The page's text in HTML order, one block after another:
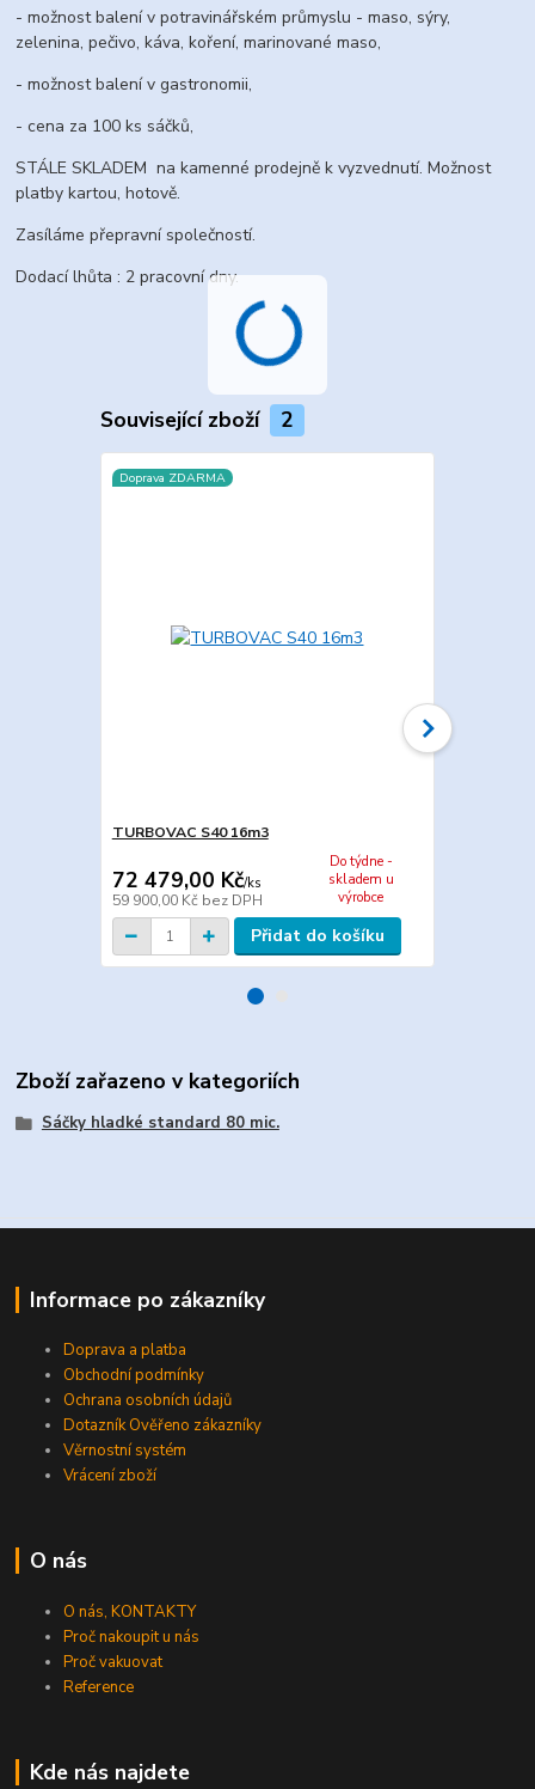
- možnost balení v potravinářském průmyslu - maso, sýry,
zelenina, pečivo, káva, koření, marinované maso,
- možnost balení v gastronomii,
- cena za 100 ks sáčků,
STÁLE SKLADEM na kamenné prodejně k vyzvednutí. Možnost
platby kartou, hotově.
Zasíláme přepravní společností.
Dodací lhůta : 2 pracovní dny.
Související zboží 2
Doprava ZDARMA
TURBOVAC S40 16m3
72 479,00 Kč/ks
59 900,00 Kč bez DPH
Do týdne -
skladem u
výrobce
Přidat do košíku
Zboží zařazeno v kategoriích
Sáčky hladké standard 80 mic.
Informace po zákazníky
Doprava a platba
Obchodní podmínky
Ochrana osobních údajů
Dotazník Ověřeno zákazníky
Věrnostní systém
Vrácení zboží
O nás
O nás, KONTAKTY
Proč nakoupit u nás
Proč vakuovat
Reference
Kde nás najdete